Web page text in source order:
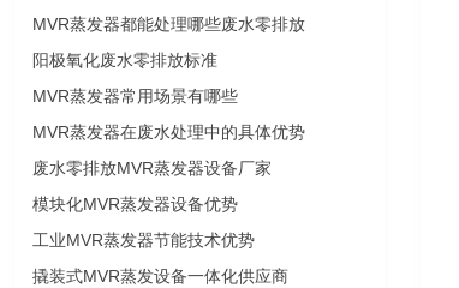
MVR蒸发器都能处理哪些废水零排放
阳极氧化废水零排放标准
MVR蒸发器常用场景有哪些
MVR蒸发器在废水处理中的具体优势
废水零排放MVR蒸发器设备厂家
模块化MVR蒸发器设备优势
工业MVR蒸发器节能技术优势
撬装式MVR蒸发设备一体化供应商